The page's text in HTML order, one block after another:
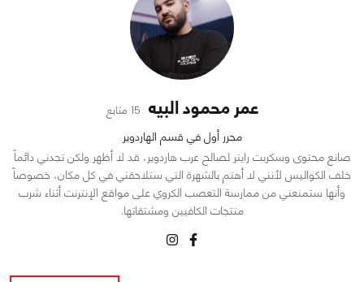
عمر محمود البيه 15 متابع
محرر أول في قسم الهاردوير
صانع محتوى وسكربت رايتر لصالح عرب هاردوير، قد لا أظهر ولكن تجدني دائماً
خلف الكواليس لأنني لا أهتم بالشهرة التي ستلاحقني في كل مكان، خصوصاً
وأنها ستمنعني من ممارسة التعصب الكروي على مواقع الإنترنت أثناء شرب
منتجات الكافيين ومشتقاتها.